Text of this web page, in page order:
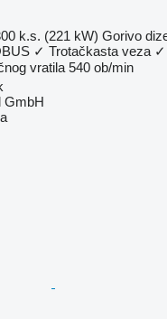
k.s. (221 kW) Gorivo
✓ Trotačkasta veza ✓
vratila 540 ob/min
GmbH